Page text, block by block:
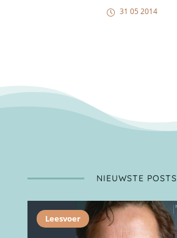
31 05 2014
NIEUWSTE POSTS
Leesvoer